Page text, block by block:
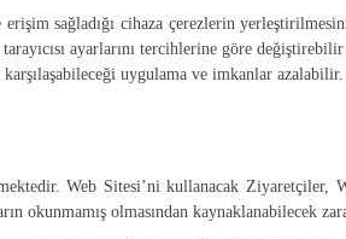
sağladığı cihaza çerezlerin
ayarlarını tercihlerine göre
uygulama ve imkanlar azalabilir.
Web Sitesi’ni kullanacak Ziyaretçiler,
okunmamış olmasından kaynaklanabilecek